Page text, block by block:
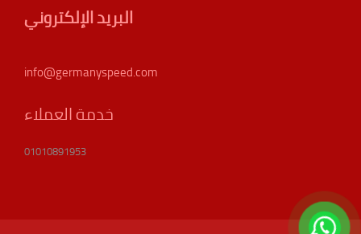
البريد الإلكتروني
info@germanyspeed.com
خدمة العملاء
01010891953